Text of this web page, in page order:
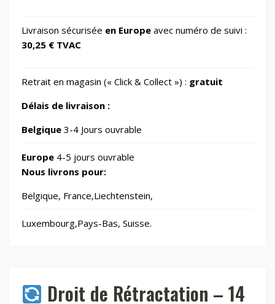
IT Accessories/Monitor stands
Jardin
Jouets
Laser graveurs et découpeuses
Livraison sécurisée en Europe avec numéro de suivi :
30,25 € TVAC
Retrait en magasin (« Click & Collect ») : gratuit
Délais de livraison :
Belgique 3-4 Jours ouvrable
Europe 4-5 jours ouvrable
Nous livrons pour:
Belgique, France,Liechtenstein,
Luxembourg,Pays-Bas, Suisse.
Droit de Rétractation – 14